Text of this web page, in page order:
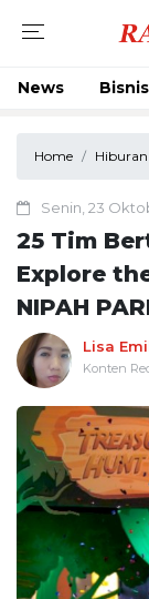
News Bisnis
Home Hiburan
Senin, 23
25 Tim
Explore
NIPAH
Lisa
Konten